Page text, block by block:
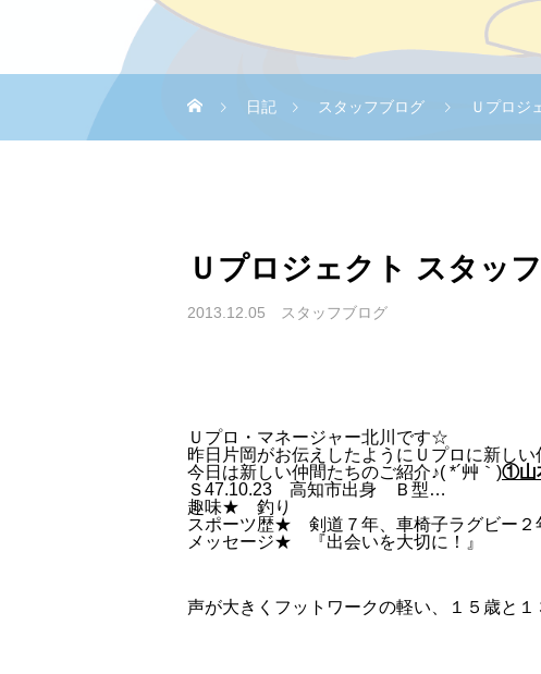
日記 スタッフブログ Ｕプロジ
Ｕプロジェクト スタッ
2013.12.05 スタッフブログ
Ｕプロ・マネージャー北川です☆
昨日片岡がお伝えしたようにＵプロに新しい
今日は新しい仲間たちのご紹介♪( *´艸｀)①山
Ｓ47.10.23 高知市出身 Ｂ型…
趣味★ 釣り
スポーツ歴★ 剣道７年、車椅子ラグビー２
メッセージ★ 『出会いを大切に！』
声が大きくフットワークの軽い、１５歳と